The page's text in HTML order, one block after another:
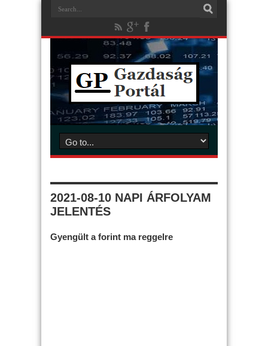
2021-08-10 NAPI ÁRFOLYAM
JELENTÉS
Gyengült a forint ma reggelre